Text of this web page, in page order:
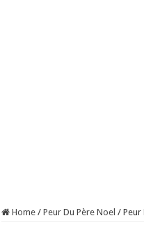
Home / Peur Du Père Noel / Peur